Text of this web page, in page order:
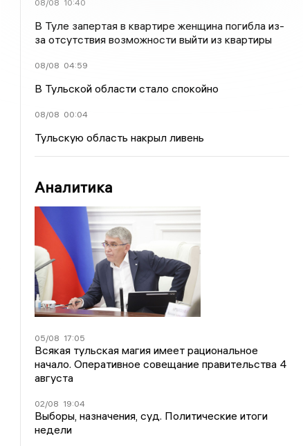
08/08 10:40
В Туле запертая в квартире женщина погибла из-
за отсутствия возможности выйти из квартиры
08/08 04:59
В Тульской области стало спокойно
08/08 00:04
Тульскую область накрыл ливень
Аналитика
05/08 17:05
Всякая тульская магия имеет рациональное
начало. Оперативное совещание правительства 4
августа
02/08 19:04
Выборы, назначения, суд. Политические итоги
недели